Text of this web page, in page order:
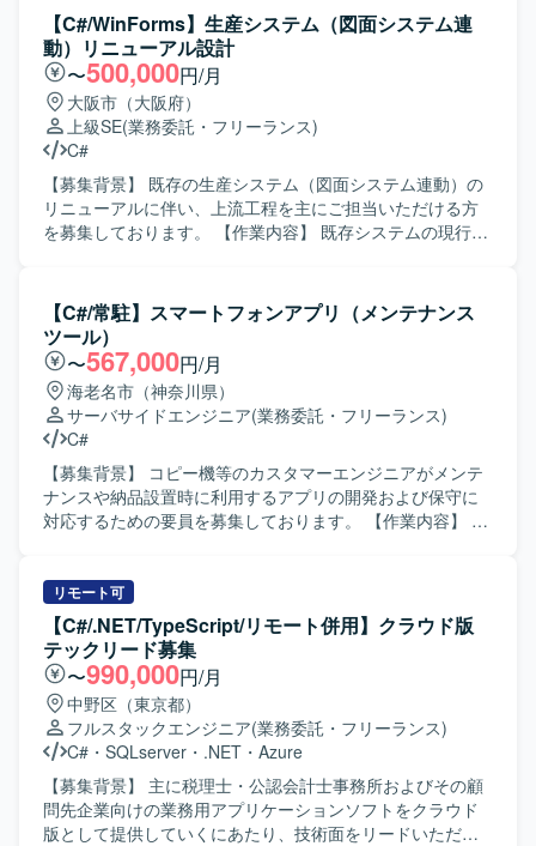
ただけます。 【開発環境】 開発言語としてC#.net、
ASP.netが利用されております。
リースまで一連の工程をお任せいたします。既存機能の改
修や不具合対応に加え、業務要望に基づく機能追加なども
行っていただきます。 【求める人物像】 システムの現状を
理解しながら、関係者と円滑にコミュニケーションを取
り、自発的に改善提案や課題解決に取り組んでいただける
方を求めております。既存システムの保守・改善業務に対
して粘り強く取り組める方にマッチする環境です。 【ポジ
ションの魅力】 基幹となる販売管理システムに長期的に関
わることで、業務知識と技術スキルの両面を深めていただ
けます。要件確認からリリースまで一貫して携わることが
言語を用いた販売管理システムの開発・保守環境となりま
す。
【C#/WinForms】生産システム（図面システム連
動）リニューアル設計
〜500,000円/月
大阪市（大阪府）
上級SE(業務委託・フリーランス)
C#
【募集背景】 既存の生産システム（図面システム連動）の
リニューアルに伴い、上流工程を主にご担当いただける方
を募集しております。 【作業内容】 既存システムの現行調
行システム（C#／WinForms）の調査分析を通じて基本設
計、詳細設計、モック画面開発までをご担当いただきま
す。設計完了後は製造フェーズへ移行する想定です。 【求
める人物像】 PGとしての実装よりも上流工程の経験を得意
とし、顧客折衝を含むコミュニケーションを円滑に行って
いただける方を求めております。 【ポジションの魅力】 現
行システムの分析からGUIのゼロベース再構築まで一連の上
流工程に携わることができ、設計フェーズ完了後は製造フ
ェーズにも関わることで、上流から下流まで一貫した経験
を積むことができます。 【開発環境】 C#／WinFormsを用
【C#/常駐】スマートフォンアプリ（メンテナンス
ツール）
〜567,000円/月
海老名市（神奈川県）
サーバサイドエンジニア(業務委託・フリーランス)
C#
【募集背景】 コピー機等のカスタマーエンジニアがメンテ
ナンスや納品設置時に利用するアプリの開発および保守に
対応するための要員を募集しております。 【作業内容】 コ
携わって頂きます。市場で発生した問題の再現、ログを用
いた原因解析、ソフトウェアの修正などを行って頂きま
す。 【求める人物像】 ユーザーの業務を理解しながら主体
的に問題解決に取り組んで頂ける方を求めております。顧
客とのコミュニケーションを取りながら、柔軟に調整や改
善提案を行って頂ける方が望ましいです。 【ポジションの
魅力】 現場で利用されるメンテナンスツールの開発および
保守を通じて、業務効率化や品質向上に直接貢献して頂け
ます。市場からのフィードバックをもとにした改善サイク
ルに継続的に携わることで、保守開発の経験を幅広く積ん
で頂けます。 【開発環境】 C#を用いたスマートフォンアプ
リモート可
【C#/.NET/TypeScript/リモート併用】クラウド版
テックリード募集
〜990,000円/月
中野区（東京都）
フルスタックエンジニア(業務委託・フリーランス)
C# ・ SQLserver ・ .NET ・ Azure
【募集背景】 主に税理士・公認会計士事務所およびその顧
問先企業向けの業務用アプリケーションソフトをクラウド
版として提供していくにあたり、技術面をリードいただけ